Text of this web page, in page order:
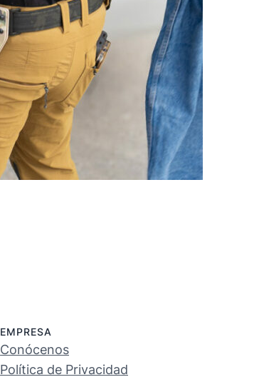
EMPRESA
Conócenos
Política de Privacidad